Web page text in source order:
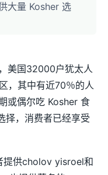
大量 Kosher 选
美国32000户犹太人
，其中有近70％的人
或偶尔吃 Kosher 食
择，消费者已经享受
提供cholov yisroel和